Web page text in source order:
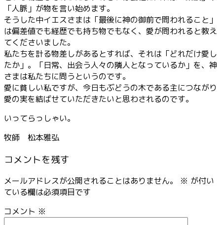
「人脈」が物を言い始めます。
そうした中イエスさまは「最後に神の御前で問われること」
は偏差値でも経歴でも持ち物でもなく、愛が問われると教え
てくださいました。
私たちを計る物差しがあるとすれば、それは「どれだけ愛し
たか」。「日常、出会う人々の隣人となっているか」を、神
さまは私たちに問うというのです。
愛に貧しい私ですが、今日もぶどうの木である主につながり
愛の実を結ばせていただきたいと思わされるのです。
いってらっしゃい。
牧師 松本雅弘
コメントを残す
メールアドレスが公開されることはありません。 ※ が付い
ている欄は必須項目です
コメント ※